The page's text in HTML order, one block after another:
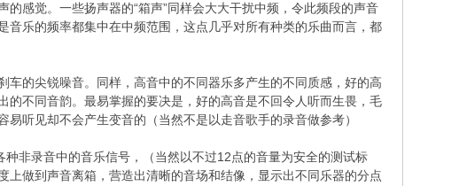
感觉。一些扬声器的“箱声”同样会大大干扰中频，令此频段的声音
乐的频率都集中在中频范围，这点几乎对所有种类的乐曲而言，都
的尖锐噪音。同样，高音中的不同器乐多产生的不同质感，好的高
不同音韵。最易掌握的要决是，好的高音是不回令人听而生畏，毛
听见却不会产生变音的（当然不是以走音歌手的录音做参考）
非录音中的音乐信号，（当然以不过12点的音量为安全的测试标
做到声音离箱，营造出清晰的音场和结像，显示出不同乐器的分点